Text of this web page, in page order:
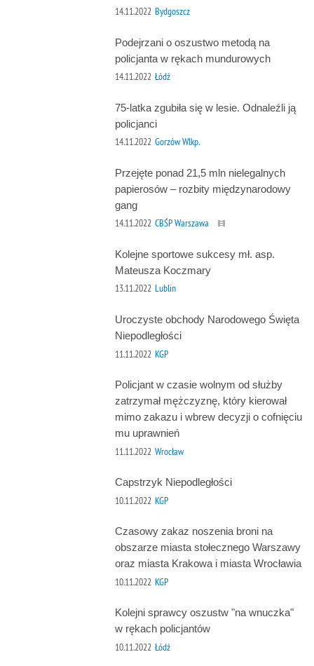
14.11.2022 Bydgoszcz
Podejrzani o oszustwo metodą na
policjanta w rękach mundurowych
14.11.2022 Łódź
75-latka zgubiła się w lesie. Odnaleźli ją
policjanci
14.11.2022 Gorzów Wlkp.
Przejęte ponad 21,5 mln nielegalnych
papierosów – rozbity międzynarodowy
gang
14.11.2022 CBŚP Warszawa
Kolejne sportowe sukcesy mł. asp.
Mateusza Koczmary
13.11.2022 Lublin
Uroczyste obchody Narodowego Święta
Niepodległości
11.11.2022 KGP
Policjant w czasie wolnym od służby
zatrzymał mężczyznę, który kierował
mimo zakazu i wbrew decyzji o cofnięciu
mu uprawnień
11.11.2022 Wrocław
Capstrzyk Niepodległości
10.11.2022 KGP
Czasowy zakaz noszenia broni na
obszarze miasta stołecznego Warszawy
oraz miasta Krakowa i miasta Wrocławia
10.11.2022 KGP
Kolejni sprawcy oszustw "na wnuczka"
w rękach policjantów
10.11.2022 Łódź